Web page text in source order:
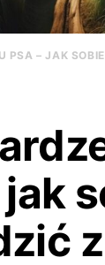
PSA – JAK
jak
z